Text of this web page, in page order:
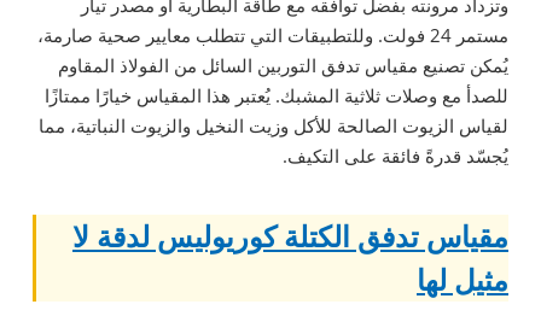
وتزداد مرونته بفضل توافقه مع طاقة البطارية أو مصدر تيار
مستمر 24 فولت. وللتطبيقات التي تتطلب معايير صحية صارمة،
يُمكن تصنيع مقياس تدفق التوربين السائل من الفولاذ المقاوم
للصدأ مع وصلات ثلاثية المشبك. يُعتبر هذا المقياس خيارًا ممتازًا
لقياس الزيوت الصالحة للأكل وزيت النخيل والزيوت النباتية، مما
يُجسّد قدرةً فائقة على التكيف.
مقياس تدفق الكتلة كوريوليس لدقة لا
مثيل لها